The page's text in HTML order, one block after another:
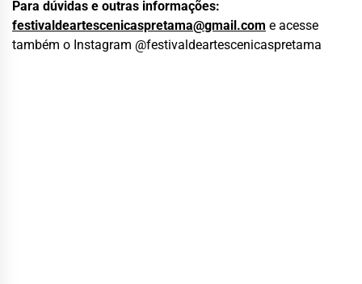
Para dúvidas e outras informações:
festivaldeartescenicaspretama@gmail.com e acesse
também o Instagram @festivaldeartescenicaspretama